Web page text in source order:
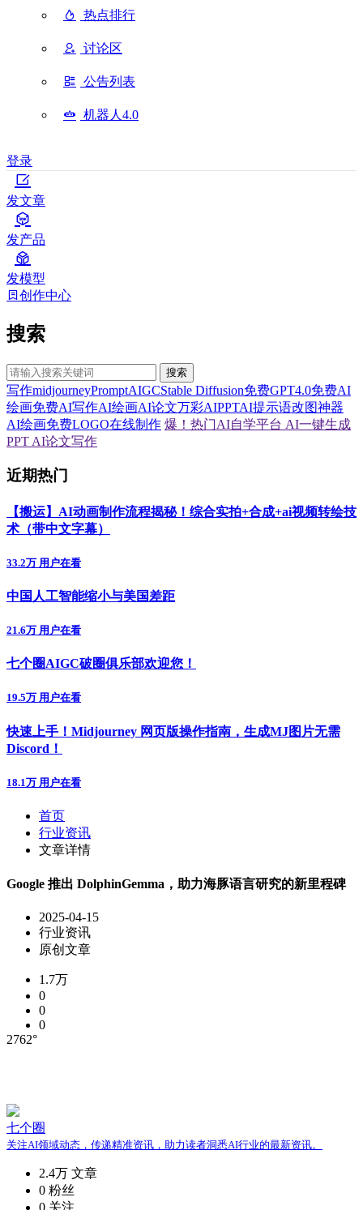
热点排行
讨论区
公告列表
机器人4.0
登录
发文章
发产品
发模型
创作中心
搜索
搜索
写作midjourneyPromptAIGCStable Diffusion免费GPT4.0免费AI
绘画免费AI写作AI绘画AI论文万彩AIPPTAI提示语改图神器
AI绘画免费LOGO在线制作 爆！热门AI自学平台 AI一键生成
PPT AI论文写作
近期热门
【搬运】AI动画制作流程揭秘！综合实拍+合成+ai视频转绘技
术（带中文字幕）
33.2万 用户在看
中国人工智能缩小与美国差距
21.6万 用户在看
七个圈AIGC破圈俱乐部欢迎您！
19.5万 用户在看
快速上手！Midjourney 网页版操作指南，生成MJ图片无需
Discord！
18.1万 用户在看
首页
行业资讯
文章详情
Google 推出 DolphinGemma，助力海豚语言研究的新里程碑
2025-04-15
行业资讯
原创文章
1.7万
0
0
0
2762°
七个圈
关注AI领域动态，传递精准资讯，助力读者洞悉AI行业的最新资讯。
2.4万 文章
0 粉丝